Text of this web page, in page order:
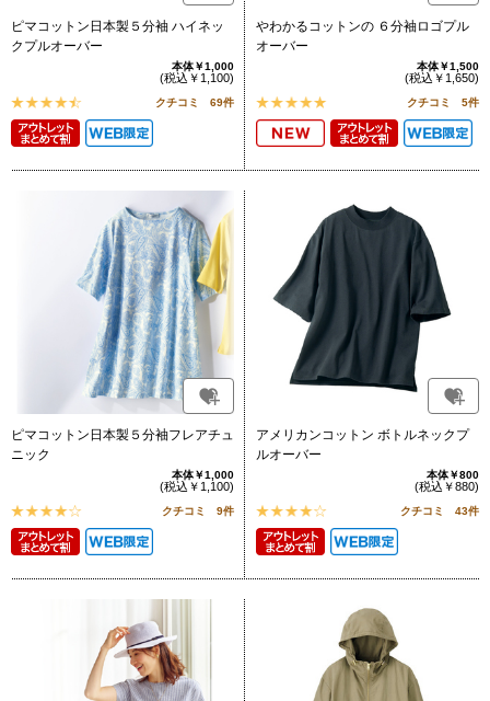
ピマコットン日本製５分袖 ハイネッ
クプルオーバー
本体￥1,000
(税込￥1,100)
クチコミ 69件
やわかるコットンの ６分袖ロゴプル
オーバー
本体￥1,500
(税込￥1,650)
クチコミ 5件
ピマコットン日本製５分袖フレアチュ
ニック
本体￥1,000
(税込￥1,100)
クチコミ 9件
アメリカンコットン ボトルネックプ
ルオーバー
本体￥800
(税込￥880)
クチコミ 43件